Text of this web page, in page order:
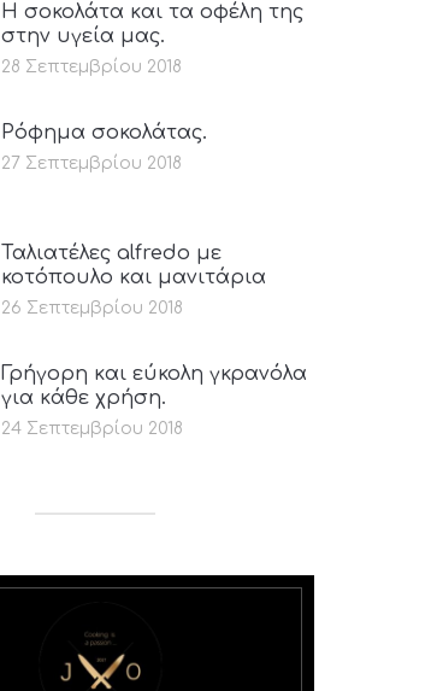
Η σοκολάτα και τα οφέλη της
στην υγεία μας.
28 Σεπτεμβρίου 2018
Ρόφημα σοκολάτας.
27 Σεπτεμβρίου 2018
Ταλιατέλες alfredo με
κοτόπουλο και μανιτάρια
26 Σεπτεμβρίου 2018
Γρήγορη και εύκολη γκρανόλα
για κάθε χρήση.
24 Σεπτεμβρίου 2018